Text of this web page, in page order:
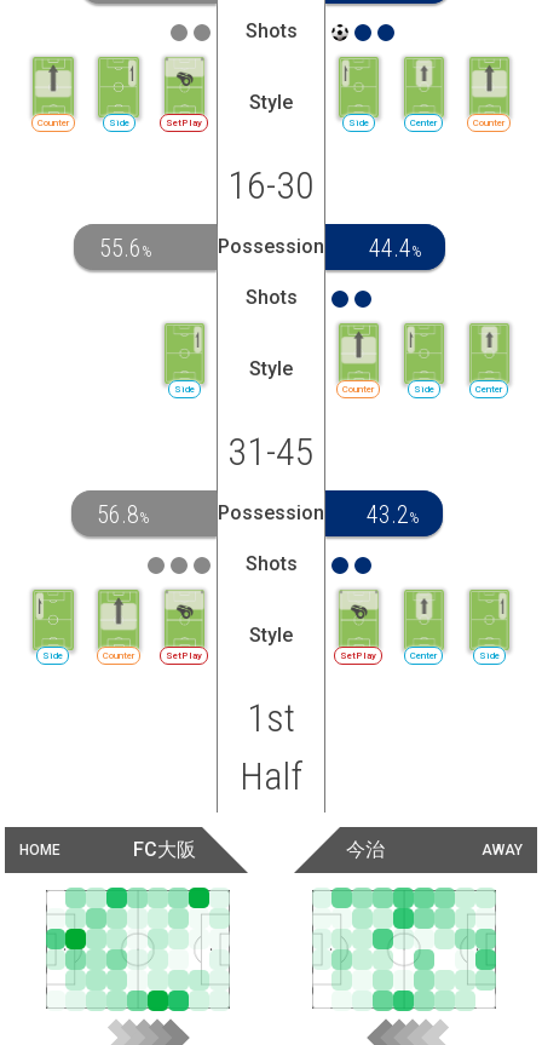
Shots
SetPlay
Side
Counter
Style
Side Center Counter
16-30
55.6 % Possession 44.4%
Shots
Side
Style
Counter Side Center
31-45
56.8% Possession 43.2%
Shots
SetPlay
Counter
Side
Style
SetPlay Center Side
1st
Half
HOME FC大阪 AWAY
今治